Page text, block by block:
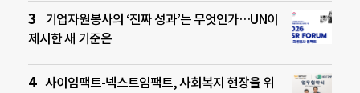
기업자원봉사의 ‘진짜 성과’는 무엇인가…UN이
제시한 새 기준은
사이임팩트-넥스트임팩트, 사회복지 현장을 위